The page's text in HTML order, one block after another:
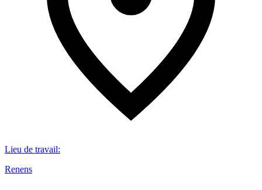
Lieu de travail:
Renens